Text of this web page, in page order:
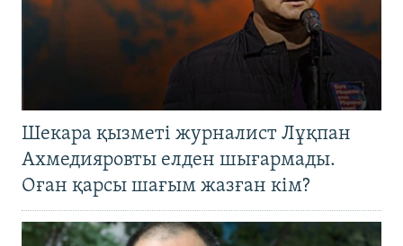
Шекара қызметі журналист Лұқпан
Ахмедияровты елден шығармады.
Оған қарсы шағым жазған кім?